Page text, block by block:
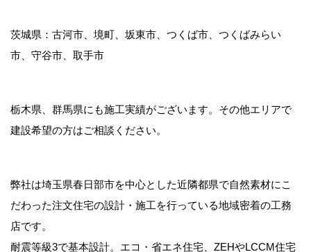
茨城県：古河市、境町、坂東市、つくば市、つくばみらい
市、守谷市、取手市
栃木県、群馬県にも施工実績がございます。その他エリアで
建設希望の方はご相談ください。
弊社は埼玉県春日部市を中心とした近隣都県で自然素材にこ
だわった注文住宅の設計・施工を行っている地域密着の工務
店です。
耐震等級3で基本設計。エコ・省エネ住宅、ZEHやLCCM住宅